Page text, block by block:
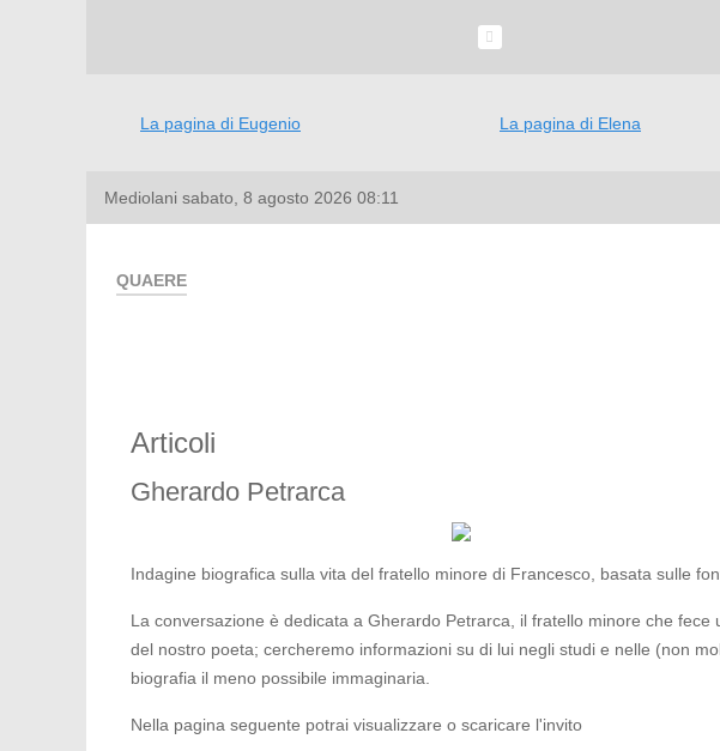
La pagina di Eugenio La pagina di Elena
Mediolani sabato, 8 agosto 2026 08:11
QUAERE
Articoli
Gherardo Petrarca
Indagine biografica sulla vita del fratello minore di Francesco, basata sulle
La conversazione è dedicata a Gherardo Petrarca, il fratello minore che
del nostro poeta; cercheremo informazioni su di lui negli studi e nelle (non
biografia il meno possibile immaginaria.
Nella pagina seguente potrai visualizzare o scaricare l'invito